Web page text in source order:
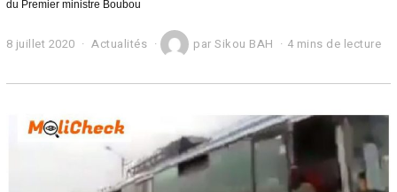
du Premier ministre Boubou
8 juillet 2020
l
e
Actualités parSikou BAH 4 mins de lecture